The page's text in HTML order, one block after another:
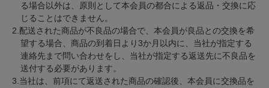
る場合以外は、原則として本会員の都合による返品・交換に応
じることはできません。
2.配送された商品が不良品の場合で、本会員が良品との交換を希
望する場合、商品の到着日より3か月以内に、当社が指定する
連絡先まで問い合わせをし、当社が指定する返送先に不良品を
送付する必要があります。
3.当社は、前項にて返送された商品の確認後、本会員に交換品を